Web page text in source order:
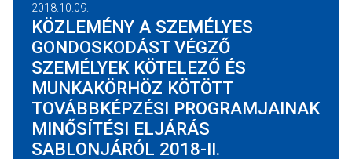
2018.10.09.
KÖZLEMÉNY A SZEMÉLYES
GONDOSKODÁST VÉGZŐ
SZEMÉLYEK KÖTELEZŐ ÉS
MUNKAKÖRHÖZ KÖTÖTT
TOVÁBBKÉPZÉSI PROGRAMJAINAK
MINŐSÍTÉSI ELJÁRÁS
SABLONJÁRÓL 2018-II.